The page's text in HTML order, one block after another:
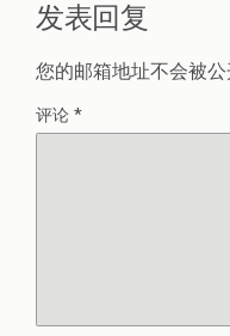
发表回复
您的邮箱地址不会被公
评论 *